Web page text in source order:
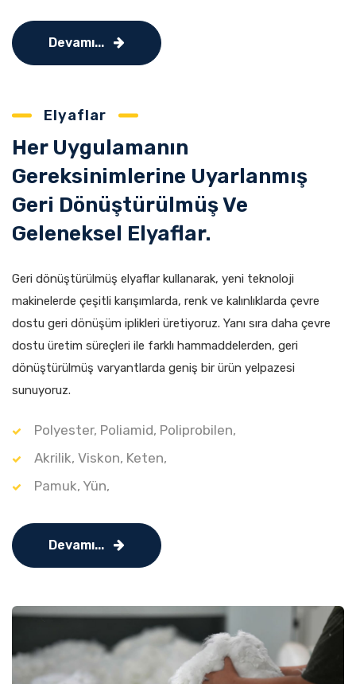
Devamı...
Elyaflar
Her Uygulamanın
Gereksinimlerine Uyarlanmış
Geri Dönüştürülmüş Ve
Geleneksel Elyaflar.
Geri dönüştürülmüş elyaflar kullanarak, yeni teknoloji
makinelerde çeşitli karışımlarda, renk ve kalınlıklarda çevre
dostu geri dönüşüm iplikleri üretiyoruz. Yanı sıra daha çevre
dostu üretim süreçleri ile farklı hammaddelerden, geri
dönüştürülmüş varyantlarda geniş bir ürün yelpazesi
sunuyoruz.
Polyester, Poliamid, Poliprobilen,
Akrilik, Viskon, Keten,
Pamuk, Yün,
Devamı...